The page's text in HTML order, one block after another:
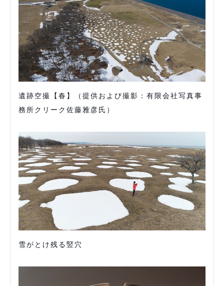
遺跡空撮【春】（提供および撮影：有限会社写真事
務所クリーク佐藤雅彦氏）
雪がとけ残る竪穴